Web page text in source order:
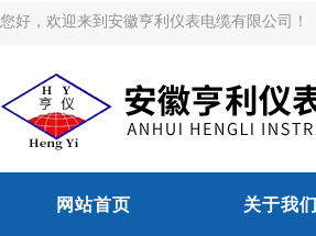
您好，欢迎来到安徽亨利仪表电缆有限公司！
网站首页 关于我们